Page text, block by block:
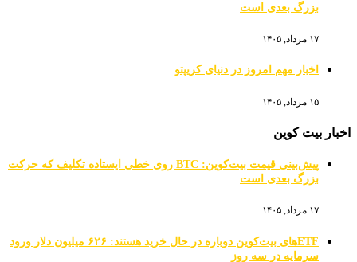
بزرگ بعدی است
۱۷ مرداد, ۱۴۰۵
اخبار مهم امروز در دنیای کریپتو
۱۵ مرداد, ۱۴۰۵
اخبار بیت کوین
پیش‌بینی قیمت بیت‌کوین: BTC روی خطی ایستاده تکلیف که حرکت
بزرگ بعدی است
۱۷ مرداد, ۱۴۰۵
ETFهای بیت‌کوین دوباره در حال خرید هستند: ۶۲۶ میلیون دلار ورود
سرمایه در سه روز